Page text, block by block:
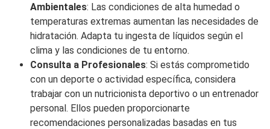
Ambientales: Las condiciones de alta humedad o
temperaturas extremas aumentan las necesidades de
hidratación. Adapta tu ingesta de líquidos según el
clima y las condiciones de tu entorno.
Consulta a Profesionales: Si estás comprometido
con un deporte o actividad específica, considera
trabajar con un nutricionista deportivo o un entrenador
personal. Ellos pueden proporcionarte
recomendaciones personalizadas basadas en tus